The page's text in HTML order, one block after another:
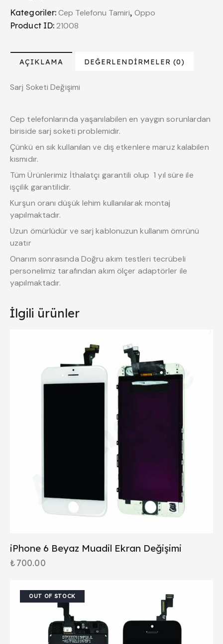
Kategoriler:Cep Telefonu Tamiri, Oppo
Product ID:21008
AÇIKLAMA DEĞERLENDIRMELER (0)
Sarj Soketi Değişimi
Cep telefonlarında yaşanılabilen en yaygın sorunlardan
biriside sarj soketi problemidir.
Çünkü en sık kullanılan ve dış etkenlere maruz kalabilen
kısmıdır.
Tüm Ürünlerimiz İthalatçı garantili olup 1 yıl süre ile
işçilik garantilidir.
Kurşun oranı düşük lehim kullanılarak montaj
yapılmaktadır.
Uzun ömürlüdür ve sarj kablonuzun kullanım ömrünü
uzatır
Onarım sonrasında Doğru akım testleri tecrübeli
personelimiz tarafından akım ölçer adaptörler ile
yapılmaktadır.
İlgili ürünler
iPhone 6 Beyaz Muadil Ekran Değişimi
₺700.00
OUT OF STOCK